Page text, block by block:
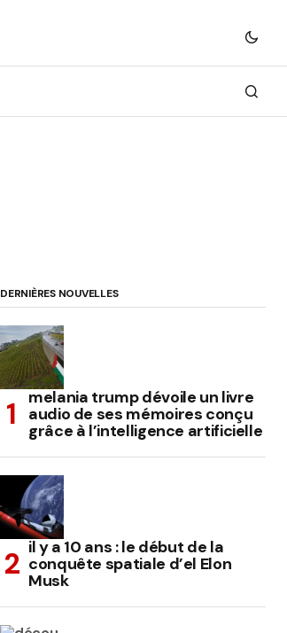
DERNIÈRES NOUVELLES
melania trump dévoile un livre
audio de ses mémoires conçu
grâce à l’intelligence artificielle
il y a 10 ans : le début de la
conquête spatiale d’el Elon
Musk